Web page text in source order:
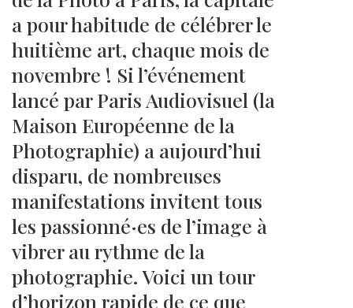
a pour habitude de célébrer le
huitième art, chaque mois de
novembre ! Si l’événement
lancé par Paris Audiovisuel (la
Maison Européenne de la
Photographie) a aujourd’hui
disparu, de nombreuses
manifestations invitent tous
les passionné·es de l’image à
vibrer au rythme de la
photographie. Voici un tour
d’horizon rapide de ce que